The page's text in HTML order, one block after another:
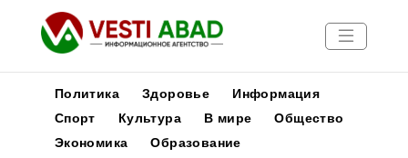
Политика Здоровье
Информация
Спорт
Культура В мире
Общество
Экономика
Образование